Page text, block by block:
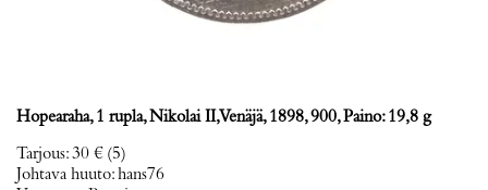
Hopearaha, 1 rupla, Nikolai II, Venäjä, 1898, 900, Paino: 19,8 g
Tarjous:30 € (5)
Johtava huuto:hans76